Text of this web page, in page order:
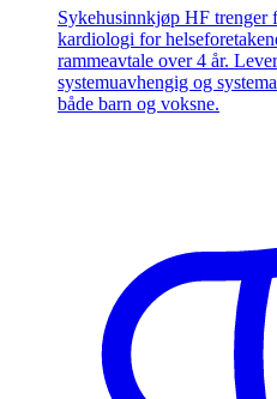
Sykehusinnkjøp HF
kardiologi for
rammeavtale over 4 år.
systemuavhengig og
både barn og voksne.